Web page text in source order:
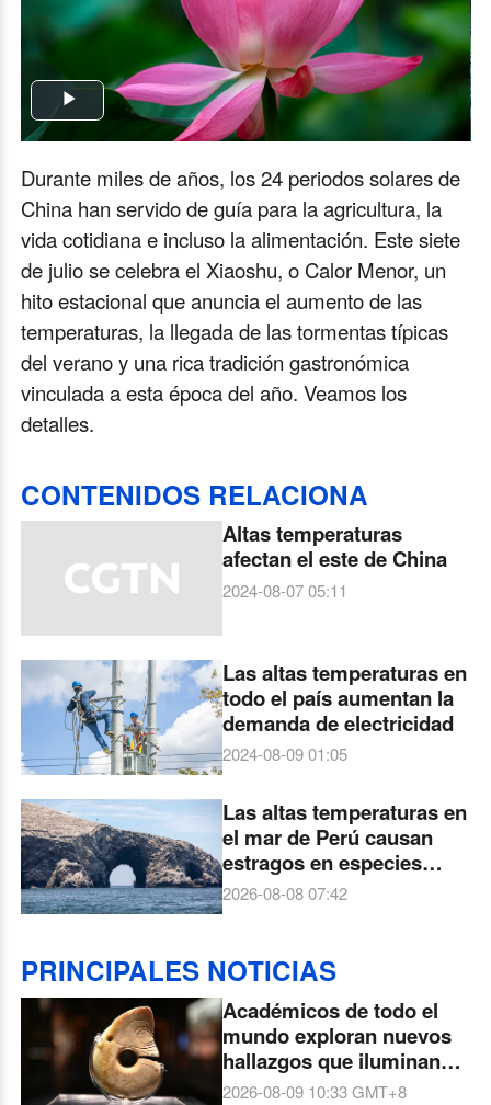
Play
Durante miles de años, los 24 periodos solares de
China han servido de guía para la agricultura, la
vida cotidiana e incluso la alimentación. Este siete
de julio se celebra el Xiaoshu, o Calor Menor, un
hito estacional que anuncia el aumento de las
temperaturas, la llegada de las tormentas típicas
del verano y una rica tradición gastronómica
vinculada a esta época del año. Veamos los
detalles.
CONTENIDOS RELACIONA
Altas temperaturas
afectan el este de China
2024-08-07 05:11
Las altas temperaturas en
todo el país aumentan la
demanda de electricidad
2024-08-09 01:05
Las altas temperaturas en
el mar de Perú causan
estragos en especies
marinas
2026-08-08 07:42
PRINCIPALES NOTICIAS
Académicos de todo el
mundo exploran nuevos
hallazgos que iluminan
los orígenes de la
2026-08-09 10:33GMT+8